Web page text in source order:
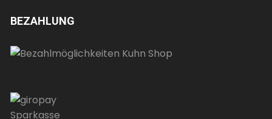
BEZAHLUNG